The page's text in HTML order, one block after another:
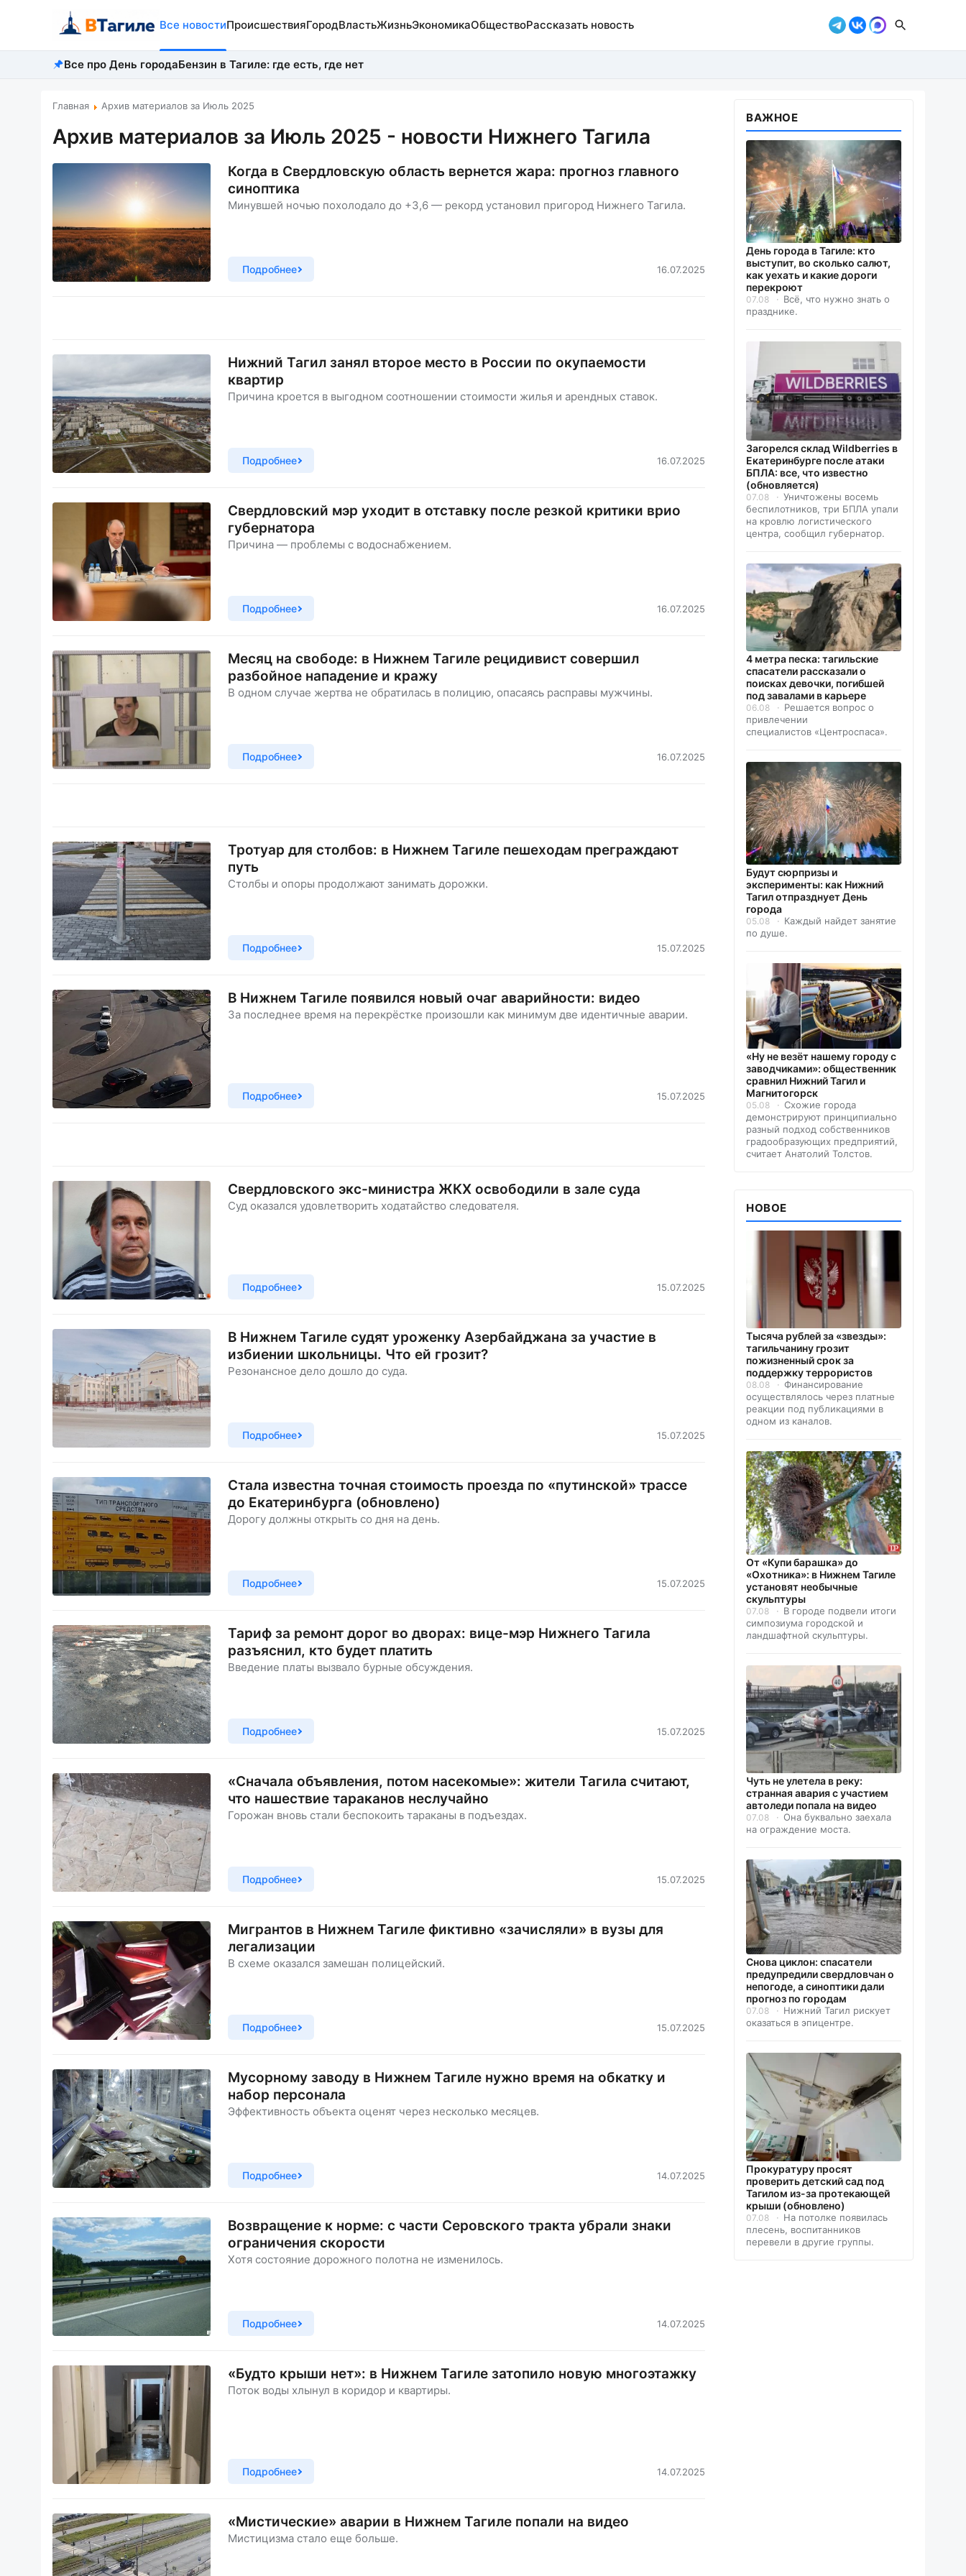
Все новостиПроисшествияГородВластьЖизньЭкономикаОбществоРассказать новость
Все про День городаБензин в Тагиле: где есть, где нет
Главная Архив материалов за Июль 2025
Архив материалов за Июль 2025 - новости Нижнего Тагила
Когда в Свердловскую область вернется жара: прогноз главного
синоптика
Минувшей ночью похолодало до +3,6 — рекорд установил пригород Нижнего Тагила.
Подробнее 16.07.2025
Нижний Тагил занял второе место в России по окупаемости
квартир
Причина кроется в выгодном соотношении стоимости жилья и арендных ставок.
Подробнее 16.07.2025
Свердловский мэр уходит в отставку после резкой критики врио
губернатора
Причина — проблемы с водоснабжением.
Подробнее 16.07.2025
Месяц на свободе: в Нижнем Тагиле рецидивист совершил
разбойное нападение и кражу
В одном случае жертва не обратилась в полицию, опасаясь расправы мужчины.
Подробнее 16.07.2025
Тротуар для столбов: в Нижнем Тагиле пешеходам преграждают
путь
Столбы и опоры продолжают занимать дорожки.
Подробнее 15.07.2025
В Нижнем Тагиле появился новый очаг аварийности: видео
За последнее время на перекрёстке произошли как минимум две идентичные аварии.
Подробнее 15.07.2025
Свердловского экс-министра ЖКХ освободили в зале суда
Суд оказался удовлетворить ходатайство следователя.
Подробнее 15.07.2025
В Нижнем Тагиле судят уроженку Азербайджана за участие в
избиении школьницы. Что ей грозит?
Резонансное дело дошло до суда.
Подробнее 15.07.2025
Стала известна точная стоимость проезда по «путинской» трассе
до Екатеринбурга (обновлено)
Дорогу должны открыть со дня на день.
Подробнее 15.07.2025
Тариф за ремонт дорог во дворах: вице-мэр Нижнего Тагила
разъяснил, кто будет платить
Введение платы вызвало бурные обсуждения.
Подробнее 15.07.2025
«Сначала объявления, потом насекомые»: жители Тагила считают,
что нашествие тараканов неслучайно
Горожан вновь стали беспокоить тараканы в подъездах.
Подробнее 15.07.2025
Мигрантов в Нижнем Тагиле фиктивно «зачисляли» в вузы для
легализации
В схеме оказался замешан полицейский.
Подробнее 15.07.2025
Мусорному заводу в Нижнем Тагиле нужно время на обкатку и
набор персонала
Эффективность объекта оценят через несколько месяцев.
Подробнее 14.07.2025
Возвращение к норме: с части Серовского тракта убрали знаки
ограничения скорости
Хотя состояние дорожного полотна не изменилось.
Подробнее 14.07.2025
«Будто крыши нет»: в Нижнем Тагиле затопило новую многоэтажку
Поток воды хлынул в коридор и квартиры.
Подробнее 14.07.2025
«Мистические» аварии в Нижнем Тагиле попали на видео
Мистицизма стало еще больше.
ВАЖНОЕ
День города в Тагиле: кто
выступит, во сколько салют,
как уехать и какие дороги
перекроют
07.08
Всё, что нужно знать о
празднике.
Загорелся склад Wildberries в
Екатеринбурге после атаки
БПЛА: все, что известно
(обновляется)
07.08
Уничтожены восемь
беспилотников, три БПЛА упали
на кровлю логистического
центра, сообщил губернатор.
4 метра песка: тагильские
спасатели рассказали о
поисках девочки, погибшей
под завалами в карьере
06.08
Решается вопрос о
привлечении
специалистов «Центроспаса».
Будут сюрпризы и
эксперименты: как Нижний
Тагил отпразднует День
города
05.08
Каждый найдет занятие
по душе.
«Ну не везёт нашему городу с
заводчиками»: общественник
сравнил Нижний Тагил и
Магнитогорск
05.08
Схожие города
демонстрируют принципиально
разный подход собственников
градообразующих предприятий,
считает Анатолий Толстов.
НОВОЕ
Тысяча рублей за «звезды»:
тагильчанину грозит
пожизненный срок за
поддержку террористов
08.08
Финансирование
осуществлялось через платные
реакции под публикациями в
одном из каналов.
От «Купи барашка» до
«Охотника»: в Нижнем Тагиле
установят необычные
скульптуры
07.08
В городе подвели итоги
симпозиума городской и
ландшафтной скульптуры.
Чуть не улетела в реку:
странная авария с участием
автоледи попала на видео
07.08
Она буквально заехала
на ограждение моста.
Снова циклон: спасатели
предупредили свердловчан о
непогоде, а синоптики дали
прогноз по городам
07.08
Нижний Тагил рискует
оказаться в эпицентре.
Прокуратуру просят
проверить детский сад под
Тагилом из-за протекающей
крыши (обновлено)
07.08
На потолке появилась
плесень, воспитанников
перевели в другие группы.